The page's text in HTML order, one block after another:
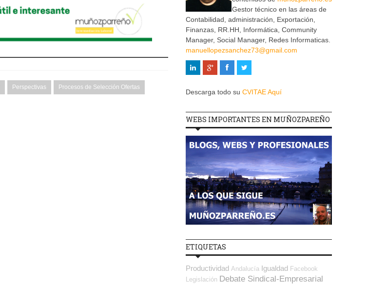
Perspectivas Procesos de Selección Ofertas
Gestor técnico en las áreas de
Contabilidad, administración, Exportación,
Finanzas, RR.HH, Informática, Community
Manager, Social Manager, Redes Informaticas.
manuellopezsanchez73@gmail.com
Descarga todo su CVITAE Aquí
WEBS IMPORTANTES EN MUÑOZPAREÑO
ETIQUETAS
Productividad Andalucía Igualdad Facebook
Legislación Debate Sindical-Empresarial